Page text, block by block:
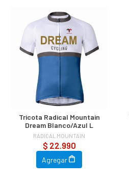
Tricota Radical Mountain
Dream Blanco/Azul L
RADICAL MOUNTAIN
$ 22.990
Agregar